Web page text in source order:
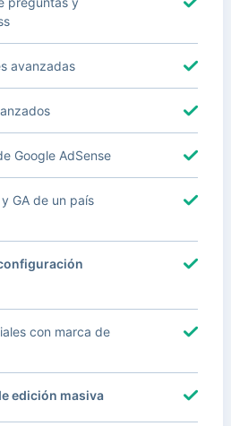
avanzadas
Google AdSense
GA de un país
con marca de
edición masiva